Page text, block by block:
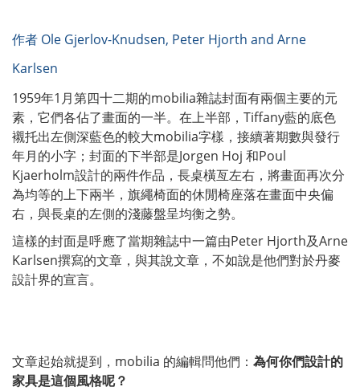
作者 Ole Gjerlov-Knudsen, Peter Hjorth and Arne
Karlsen
1959年1月第四十二期的mobilia雜誌封面有兩個主要的元
素，它們各佔了畫面的一半。在上半部，Tiffany藍的底色
襯托出左側深藍色的較大mobilia字樣，接續著期數與發行
年月的小字；封面的下半部是Jorgen Hoj 和Poul
Kjaerholm設計的兩件作品，長桌橫亙左右，將畫面再次分
為均等的上下兩半，旗繩椅面的休閒椅座落在畫面中央偏
右，與長桌的左側的淺藤盤呈均衡之勢。
這樣的封面是呼應了當期雜誌中一篇由Peter Hjorth及Arne
Karlsen撰寫的文章，與其說文章，不如說是他們對於丹麥
設計界的宣言。
文章起始就提到，mobilia 的編輯問他們： 為何你們設計的
家具是這個風格呢？